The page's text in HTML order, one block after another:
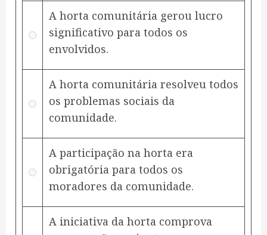
A horta comunitária gerou lucro
significativo para todos os
envolvidos.
A horta comunitária resolveu todos
os problemas sociais da
comunidade.
A participação na horta era
obrigatória para todos os
moradores da comunidade.
A iniciativa da horta comprova